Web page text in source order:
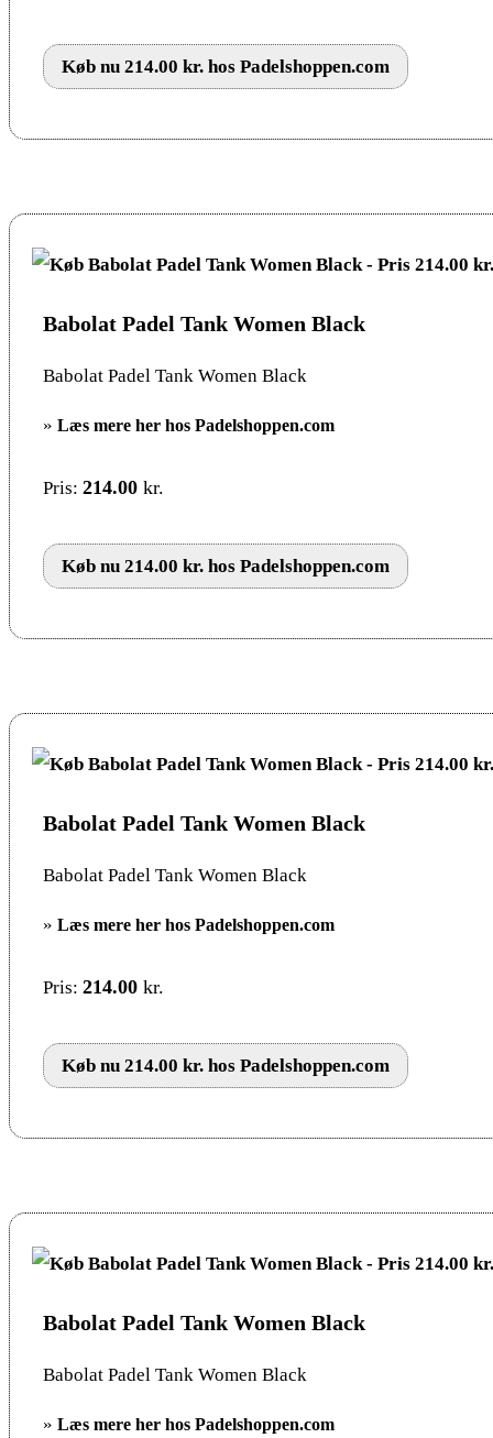
Køb nu 214.00 kr. hos Padelshoppen.com
Babolat Padel Tank Women Black
Babolat Padel Tank Women Black
» Læs mere her hos Padelshoppen.com
Pris: 214.00 kr.
Køb nu 214.00 kr. hos Padelshoppen.com
Babolat Padel Tank Women Black
Babolat Padel Tank Women Black
» Læs mere her hos Padelshoppen.com
Pris: 214.00 kr.
Køb nu 214.00 kr. hos Padelshoppen.com
Babolat Padel Tank Women Black
Babolat Padel Tank Women Black
» Læs mere her hos Padelshoppen.com